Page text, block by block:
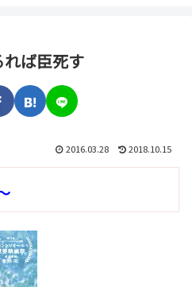
れば臣死す
2016.03.28 2018.10.15